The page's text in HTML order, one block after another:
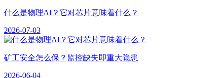
什么是物理AI？它对芯片意味着什么？
2026-07-03
矿工安全怎么保？监控缺失即重大隐患
2026-06-04